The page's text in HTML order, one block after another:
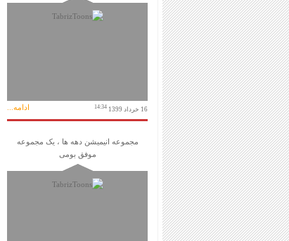
16 خرداد 1399 14:34 ادامه...
مجموعه انیمیشن دهه ها ، یک مجموعه
موفق بومی